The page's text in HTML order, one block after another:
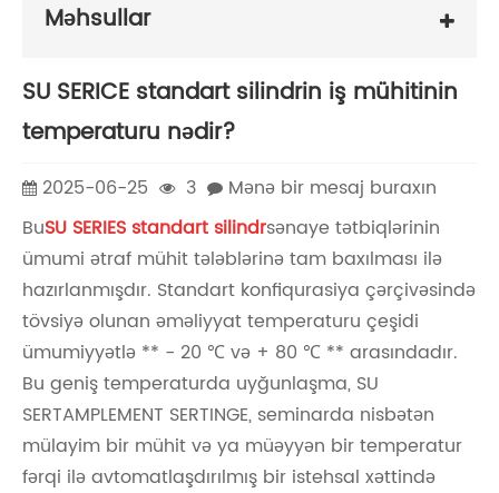
Məhsullar
SU SERICE standart silindrin iş mühitinin
temperaturu nədir?
2025-06-25 3
Mənə bir mesaj buraxın
BuSU SERIES standart silindrsənaye tətbiqlərinin
ümumi ətraf mühit tələblərinə tam baxılması ilə
hazırlanmışdır. Standart konfiqurasiya çərçivəsində
tövsiyə olunan əməliyyat temperaturu çeşidi
ümumiyyətlə ** - 20 ℃ və + 80 ℃ ** arasındadır.
Bu geniş temperaturda uyğunlaşma, SU
SERTAMPLEMENT SERTINGE, seminarda nisbətən
mülayim bir mühit və ya müəyyən bir temperatur
fərqi ilə avtomatlaşdırılmış bir istehsal xəttində